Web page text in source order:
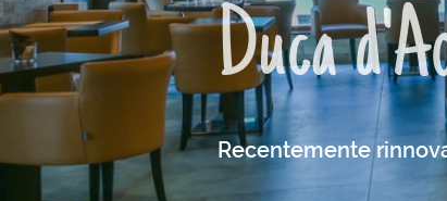
Duca
Recentemente